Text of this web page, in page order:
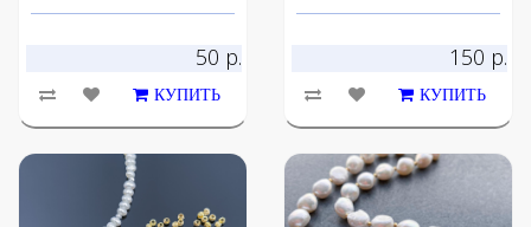
50 р.
КУПИТЬ
150 р.
КУПИТЬ